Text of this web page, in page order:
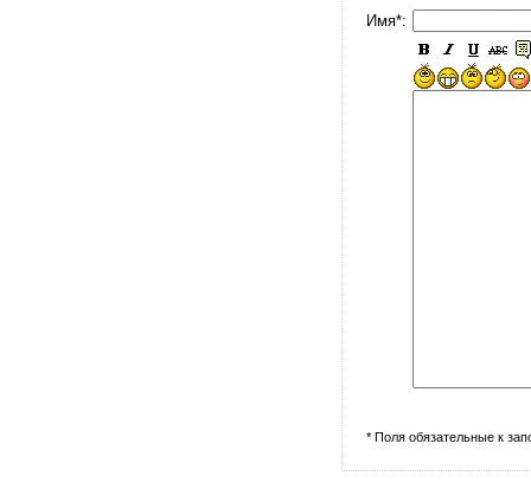
Имя*:
* Поля обязательные к